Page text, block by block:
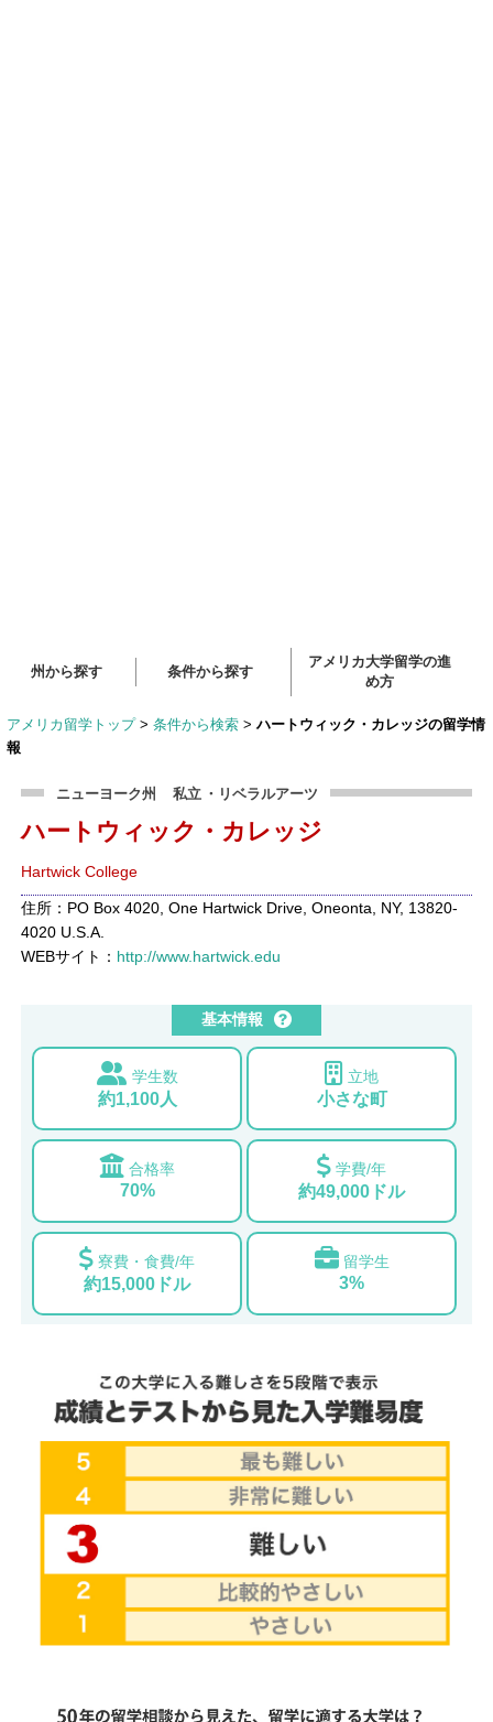
州から探す 条件から探す
アメリカ大学留学の進
め方
アメリカ留学トップ > 条件から検索 > ハートウィック・カレッジの留学情
報
ニューヨーク州 私立 ・リベラルアーツ
ハートウィック・カレッジ
Hartwick College
住所：PO Box 4020, One Hartwick Drive, Oneonta, NY, 13820-
4020 U.S.A.
WEBサイト： http://www.hartwick.edu
基本情報
学生数
約1,100人
立地
小さな町
合格率
70%
学費/年
約49,000ドル
寮費・食費/年
約15,000ドル
留学生
3%